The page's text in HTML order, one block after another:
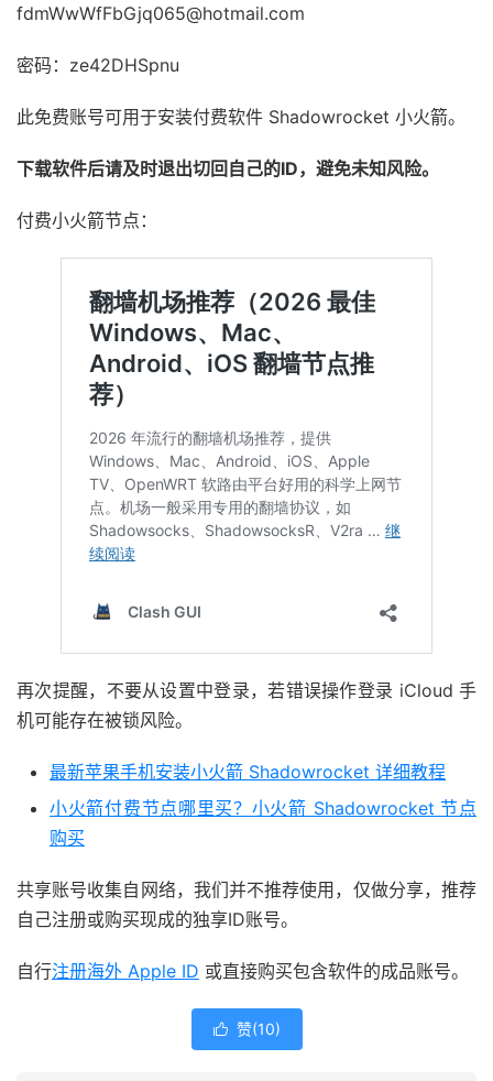
fdmWwWfFbGjq065@hotmail.com
密码：ze42DHSpnu
此免费账号可用于安装付费软件 Shadowrocket 小火箭。
下载软件后请及时退出切回自己的ID，避免未知风险。
付费小火箭节点：
再次提醒，不要从设置中登录，若错误操作登录 iCloud 手
机可能存在被锁风险。
最新苹果手机安装小火箭 Shadowrocket 详细教程
小火箭付费节点哪里买？小火箭 Shadowrocket 节点
购买
共享账号收集自网络，我们并不推荐使用，仅做分享，推荐
自己注册或购买现成的独享ID账号。
自行注册海外 Apple ID 或直接购买包含软件的成品账号。
 赞(10)